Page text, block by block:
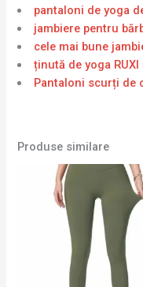
pantaloni de yoga
jambiere pentru
cele mai bune
ținută de yoga RUXI
Pantaloni scurți de
Produse similare